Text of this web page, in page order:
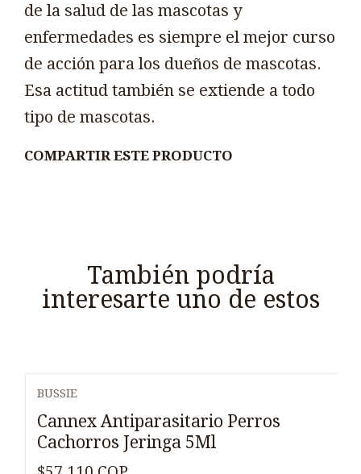
de la salud de las mascotas y
enfermedades es siempre el mejor curso
de acción para los dueños de mascotas.
Esa actitud también se extiende a todo
tipo de mascotas.
COMPARTIR ESTE PRODUCTO
También podría
interesarte uno de estos
BUSSIE
Cannex Antiparasitario Perros
Cachorros Jeringa 5Ml